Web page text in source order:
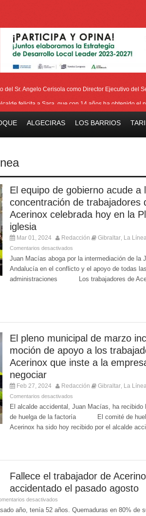
del Sr. Angelo Cerisola como Director Ejecutivo del
felicita a Sara, que con 14 años ha obtenido el
ALGECIRAS LOS BARRIOS
El equipo de gobierno acude a
concentración de trabajadores
Acerinox celebrada hoy en la
iglesia
Mar 01, 2024 Redacción Gibraltar La
Comentarios desactivados
Juan Macías aboga por la intermediación de la
Andalucía en el conflicto y el apoyo de todas las
administraciones Los trabajadores de
El pleno municipal de marzo
moción de apoyo a los
Acerinox que inste a la
negociar
Feb 27, 2024 Redacción Gibraltar La
Comentarios desactivados
El alcalde accidental, Juan Macías, ha recibido
de huelga de la factoría El comité de
Acerinox ha sido hoy recibido por el alcalde
Fallece el trabajador de
accidentado el pasado agosto
desactivados
año, tenía 52 años. Quemaduras en 80% de